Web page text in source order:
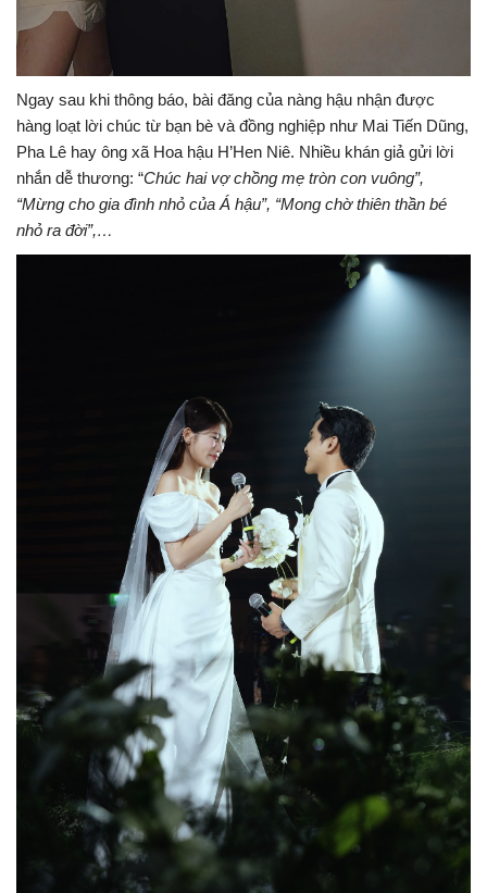
Ngay sau khi thông báo, bài đăng của nàng hậu nhận được
hàng loạt lời chúc từ bạn bè và đồng nghiệp như Mai Tiến Dũng,
Pha Lê hay ông xã Hoa hậu H’Hen Niê. Nhiều khán giả gửi lời
nhắn dễ thương: “Chúc hai vợ chồng mẹ tròn con vuông”,
“Mừng cho gia đình nhỏ của Á hậu”, “Mong chờ thiên thần bé
nhỏ ra đời”,…